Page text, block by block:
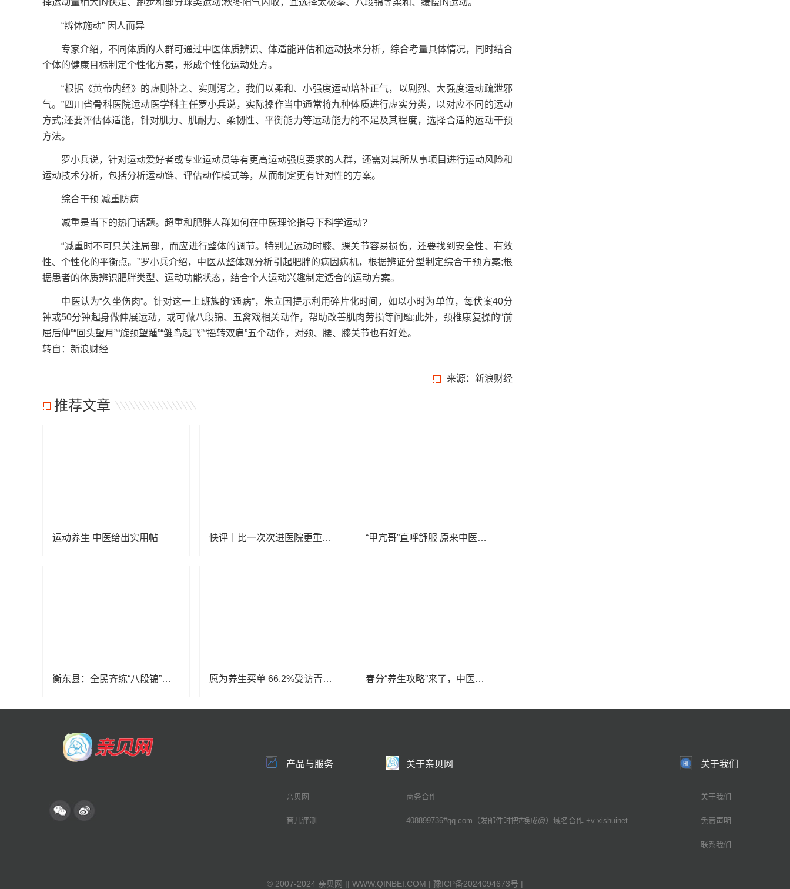
择运动量稍大的快走、跑步和部分球类运动;秋冬阳气内收，宜选择太极拳、八段锦等柔和、缓慢的运动。
“辨体施动” 因人而异
专家介绍，不同体质的人群可通过中医体质辨识、体适能评估和运动技术分析，综合考量具体情况，同时结合
个体的健康目标制定个性化方案，形成个性化运动处方。
“根据《黄帝内经》的虚则补之、实则泻之，我们以柔和、小强度运动培补正气，以剧烈、大强度运动疏泄邪
气。”四川省骨科医院运动医学科主任罗小兵说，实际操作当中通常将九种体质进行虚实分类，以对应不同的运动
方式;还要评估体适能，针对肌力、肌耐力、柔韧性、平衡能力等运动能力的不足及其程度，选择合适的运动干预
方法。
罗小兵说，针对运动爱好者或专业运动员等有更高运动强度要求的人群，还需对其所从事项目进行运动风险和
运动技术分析，包括分析运动链、评估动作模式等，从而制定更有针对性的方案。
综合干预 减重防病
减重是当下的热门话题。超重和肥胖人群如何在中医理论指导下科学运动?
“减重时不可只关注局部，而应进行整体的调节。特别是运动时膝、踝关节容易损伤，还要找到安全性、有效
性、个性化的平衡点。”罗小兵介绍，中医从整体观分析引起肥胖的病因病机，根据辨证分型制定综合干预方案;根
据患者的体质辨识肥胖类型、运动功能状态，结合个人运动兴趣制定适合的运动方案。
中医认为“久坐伤肉”。针对这一上班族的“通病”，朱立国提示利用碎片化时间，如以小时为单位，每伏案40分
钟或50分钟起身做伸展运动，或可做八段锦、五禽戏相关动作，帮助改善肌肉劳损等问题;此外，颈椎康复操的“前
屈后伸”“回头望月”“旋颈望踵”“雏鸟起飞”“摇转双肩”五个动作，对颈、腰、膝关节也有好处。
转自：新浪财经
来源：新浪财经
推荐文章
运动养生 中医给出实用帖 快评｜比一次次进医院更重要的，是改变不良的生活习惯 “甲亢哥”直呼舒服 原来中医养生藏着这么多门道
衡东县：全民齐练“八段锦”，中医养生促健康 愿为养生买单 66.2%受访青年看好健康消费新潮流 春分“养生攻略”来了，中医专家教你这样调理
产品与服务
亲贝网
育儿评测
关于亲贝网
商务合作
408899736#qq.com（发邮件时把#换成@）域名合作 +v xishuinet
关于我们
关于我们
免责声明
联系我们
© 2007-2024 亲贝网 || WWW.QINBEI.COM | 豫ICP备2024094673号 |